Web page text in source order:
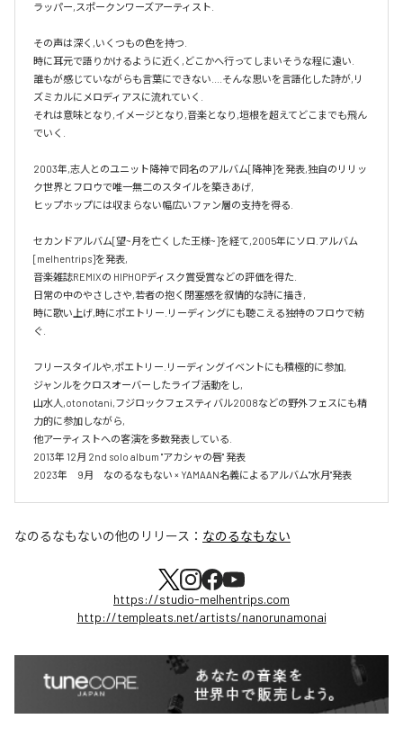
ラッパー,スポークンワーズアーティスト.
その声は深く,いくつもの色を持つ.
時に耳元で語りかけるように近く,どこかへ行ってしまいそうな程に遠い.
誰もが感じていながらも言葉にできない....そんな思いを言語化した詩が,リ
ズミカルにメロディアスに流れていく.
それは意味となり,イメージとなり,音楽となり,垣根を超えてどこまでも飛ん
でいく.
2003年,志人とのユニット降神で同名のアルバム[降神]を発表,独自のリリッ
ク世界とフロウで唯一無二のスタイルを築きあげ,
ヒップホップには収まらない幅広いファン層の支持を得る.
セカンドアルバム[望~月を亡くした王様~]を経て,2005年にソロ.アルバム
[melhentrips]を発表,
音楽雑誌REMIXの HIPHOPディスク賞受賞などの評価を得た.
日常の中のやさしさや,若者の抱く閉塞感を叙情的な詩に描き,
時に歌い上げ,時にポエトリー.リーディングにも聴こえる独特のフロウで紡
ぐ.
フリースタイルや,ポエトリー.リーディングイベントにも積極的に参加,
ジャンルをクロスオーバーしたライブ活動をし,
山水人,otonotani,フジロックフェスティバル2008などの野外フェスにも精
力的に参加しながら,
他アーティストへの客演を多数発表している.
2013年 12月 2nd solo album "アカシャの唇" 発表
2023年　9月　なのるなもない × YAMAAN名義によるアルバム"水月"発表
なのるなもないの他のリリース： なのるなもない
https://studio-melhentrips.com
http://templeats.net/artists/nanorunamonai